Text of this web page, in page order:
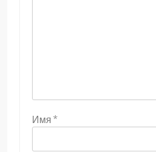
Имя *